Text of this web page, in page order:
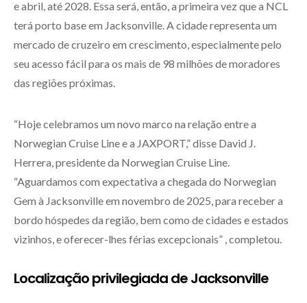
e abril, até 2028. Essa será, então, a primeira vez que a NCL
terá porto base em Jacksonville. A cidade representa um
mercado de cruzeiro em crescimento, especialmente pelo
seu acesso fácil para os mais de 98 milhões de moradores
das regiões próximas.
“Hoje celebramos um novo marco na relação entre a
Norwegian Cruise Line e a JAXPORT,” disse David J.
Herrera, presidente da Norwegian Cruise Line.
“Aguardamos com expectativa a chegada do Norwegian
Gem à Jacksonville em novembro de 2025, para receber a
bordo hóspedes da região, bem como de cidades e estados
vizinhos, e oferecer-lhes férias excepcionais” , completou.
Localização privilegiada de Jacksonville